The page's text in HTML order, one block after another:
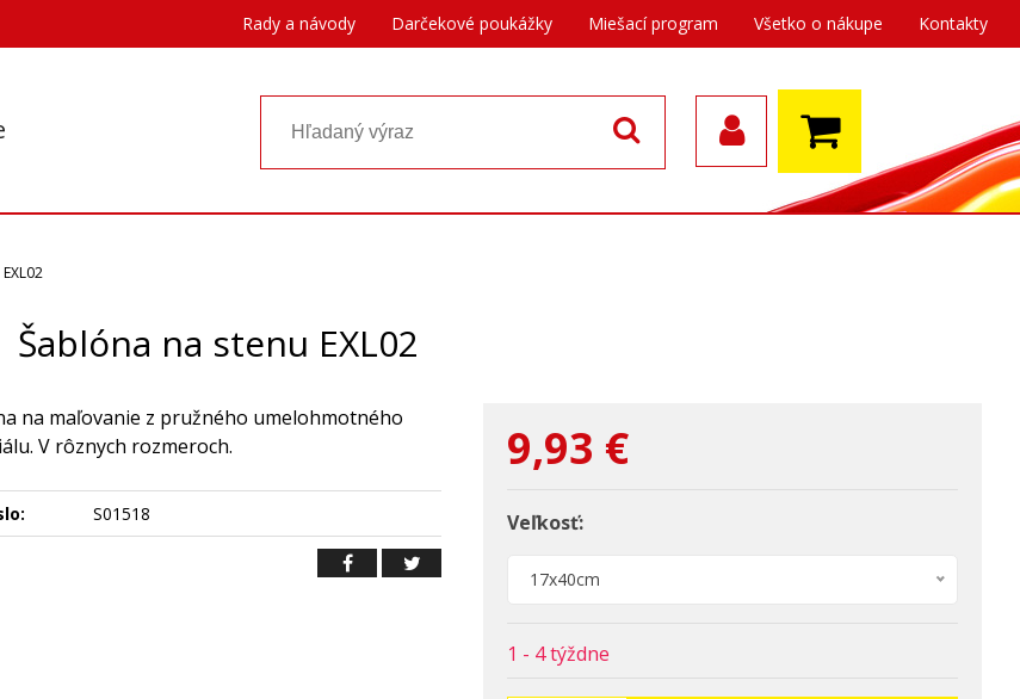
Rady a návody Darčekové poukážky Miešací program Všetko o nákupe Kontakty
Šablóna na stenu EXL02
9,93 €
Veľkosť:
17x40cm
1 - 4 týždne
na maľovanie z pružného umelohmotného
V rôznych rozmeroch.
S01518